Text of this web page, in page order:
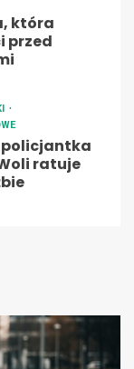
która
przed
ratuje